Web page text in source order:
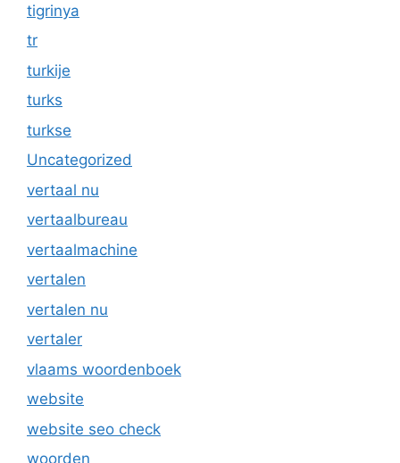
tigrinya
tr
turkije
turks
turkse
Uncategorized
vertaal nu
vertaalbureau
vertaalmachine
vertalen
vertalen nu
vertaler
vlaams woordenboek
website
website seo check
woorden